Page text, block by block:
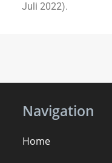
Juli 2022).
Navigation
Home